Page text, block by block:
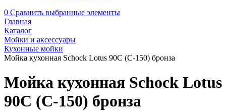
0 Сравнить выбранные элементы
Главная
Каталог
Мойки и аксессуары
Кухонные мойки
Мойка кухонная Schock Lotus 90С (С-150) бронза
Мойка кухонная Schock Lotus
90С (С-150) бронза